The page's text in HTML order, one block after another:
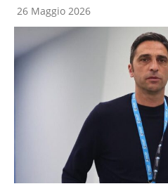
26 Maggio 2026